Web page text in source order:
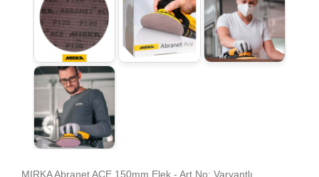
MIRKA Abranet ACE 150mm Elek - Art No: Varyantlı